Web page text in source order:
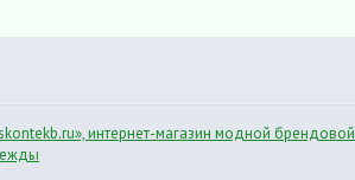
интернет-магазин модной брендовой